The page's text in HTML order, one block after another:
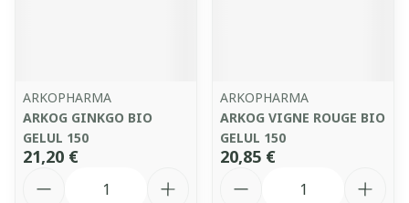
ARKOPHARMA
ARKOG GINKGO BIO
GELUL 150
21,20 €
ARKOPHARMA
ARKOG VIGNE ROUGE BIO
GELUL 150
20,85 €